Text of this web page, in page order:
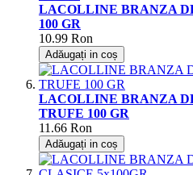
LACOLLINE BRANZA
100 GR
10.99 Ron
Adăugați in coș
LACOLLINE BRANZA
TRUFE 100 GR
11.66 Ron
Adăugați in coș